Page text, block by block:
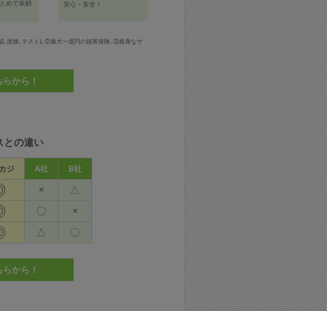
めて依頼
安心・安全！
面接､テスト)､②最大一億円の損害保険､③親身なサ
との違い
ジ A社
B社
× △
〇 ×
△ 〇